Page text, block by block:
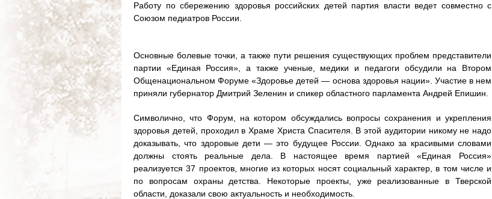
Работу по сбережению здоровья российских детей партия власти ведет совместно с
Союзом педиатров России.
Основные болевые точки, а также пути решения существующих проблем представители
партии «Единая Россия», а также ученые, медики и педагоги обсудили на Втором
Общенациональном Форуме «Здоровье детей — основа здоровья нации». Участие в нем
приняли губернатор Дмитрий Зеленин и спикер областного парламента Андрей Епишин.
Символично, что Форум, на котором обсуждались вопросы сохранения и укрепления
здоровья детей, проходил в Храме Христа Спасителя. В этой аудитории никому не надо
доказывать, что здоровые дети — это будущее России. Однако за красивыми словами
должны стоять реальные дела. В настоящее время партией «Единая Россия»
реализуется 37 проектов, многие из которых носят социальный характер, в том числе и
по вопросам охраны детства. Некоторые проекты, уже реализованные в Тверской
области, доказали свою актуальность и необходимость.